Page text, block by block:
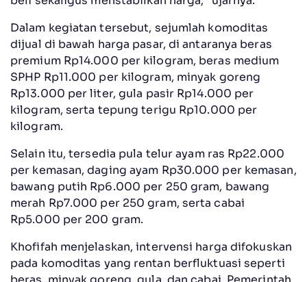
Dalam kegiatan tersebut, sejumlah komoditas
dijual di bawah harga pasar, di antaranya beras
premium Rp14.000 per kilogram, beras medium
SPHP Rp11.000 per kilogram, minyak goreng
Rp13.000 per liter, gula pasir Rp14.000 per
kilogram, serta tepung terigu Rp10.000 per
kilogram.
Selain itu, tersedia pula telur ayam ras Rp22.000
per kemasan, daging ayam Rp30.000 per kemasan,
bawang putih Rp6.000 per 250 gram, bawang
merah Rp7.000 per 250 gram, serta cabai
Rp5.000 per 200 gram.
Khofifah menjelaskan, intervensi harga difokuskan
pada komoditas yang rentan berfluktuasi seperti